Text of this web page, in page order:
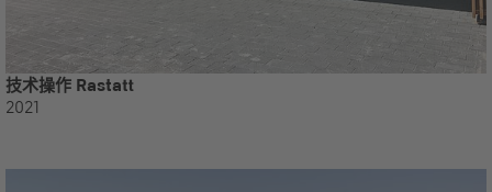
技术操作 Rastatt
2021